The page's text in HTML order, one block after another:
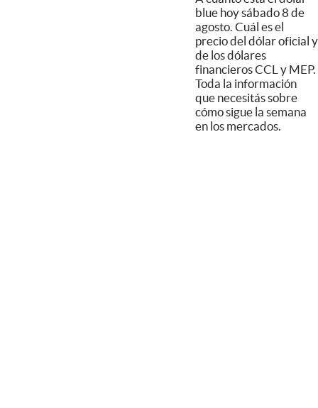
blue hoy sábado 8 de
agosto. Cuál es el
precio del dólar oficial y
de los dólares
financieros CCL y MEP.
Toda la información
que necesitás sobre
cómo sigue la semana
en los mercados.